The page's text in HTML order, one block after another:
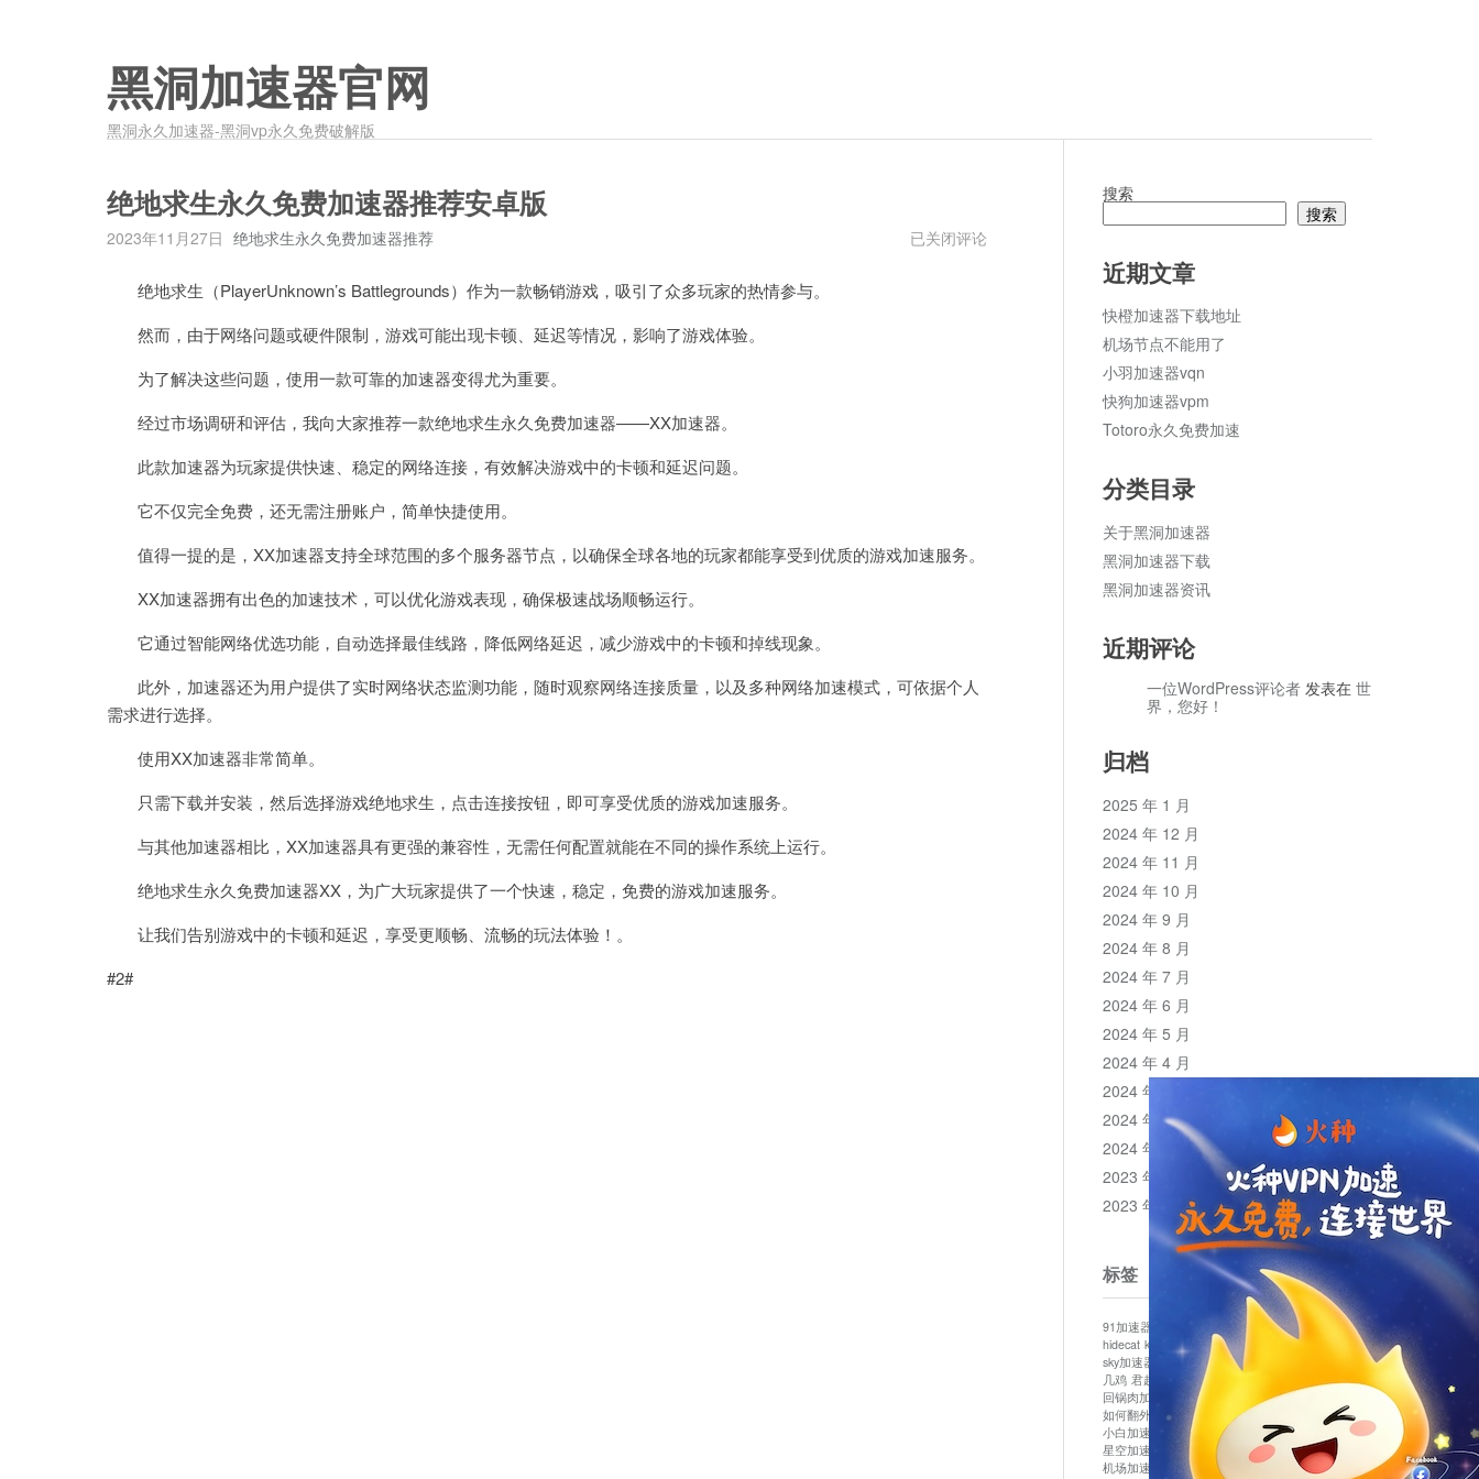
黑洞加速器官网
黑洞永久加速器-黑洞vp永久免费破解版
绝地求生永久免费加速器推荐安卓版
2023年11月27日 绝地求生永久免费加速器推荐
绝
已关闭评论
绝地求生（PlayerUnknown’s Battlegrounds）作为一款畅销游戏，吸引了众多玩家的热情参与。
然而，由于网络问题或硬件限制，游戏可能出现卡顿、延迟等情况，影响了游戏体验。
为了解决这些问题，使用一款可靠的加速器变得尤为重要。
经过市场调研和评估，我向大家推荐一款绝地求生永久免费加速器——XX加速器。
此款加速器为玩家提供快速、稳定的网络连接，有效解决游戏中的卡顿和延迟问题。
它不仅完全免费，还无需注册账户，简单快捷使用。
值得一提的是，XX加速器支持全球范围的多个服务器节点，以确保全球各地的玩家都能享受到优质的游戏加速服务。
XX加速器拥有出色的加速技术，可以优化游戏表现，确保极速战场顺畅运行。
它通过智能网络优选功能，自动选择最佳线路，降低网络延迟，减少游戏中的卡顿和掉线现象。
此外，加速器还为用户提供了实时网络状态监测功能，随时观察网络连接质量，以及多种网络加速模式，可依据个人
需求进行选择。
使用XX加速器非常简单。
只需下载并安装，然后选择游戏绝地求生，点击连接按钮，即可享受优质的游戏加速服务。
与其他加速器相比，XX加速器具有更强的兼容性，无需任何配置就能在不同的操作系统上运行。
绝地求生永久免费加速器XX，为广大玩家提供了一个快速，稳定，免费的游戏加速服务。
让我们告别游戏中的卡顿和延迟，享受更顺畅、流畅的玩法体验！。
#2#
搜索
搜索
近期文章
快橙加速器下载地址
机场节点不能用了
小羽加速器vqn
快狗加速器vpm
Totoro永久免费加速
分类目录
关于黑洞加速器
黑洞加速器下载
黑洞加速器资讯
近期评论
一位WordPress评论者 发表在 世
界，您好！
归档
2025 年 1 月
2024 年 12 月
2024 年 11 月
2024 年 10 月
2024 年 9 月
2024 年 8 月
2024 年 7 月
2024 年 6 月
2024 年 5 月
2024 年 4 月
2024 年 3 月
2024 年 2 月
2024 年 1 月
2023 年 12 月
2023 年 11 月
标签
91加速器 bluelayer加速器
clash节点
hidecat kuai500 panda加速器
plex加速器
sky加速器
telegram加速器 中信加速器
云梯加速器
几鸡 君越加速器 哔咔漫画加速器
唐师傅加速器
回锅肉加速器
坚果加速器 壹点加速器
如何翻外墙网站 小哈vp加速器
小火箭加速器
小白加速器
布谷vp加速器 心阶云 快连
星空加速器
最新版clash安卓下载
月光加速器
机场加速器
松果云 极快加速器
梯子加速器